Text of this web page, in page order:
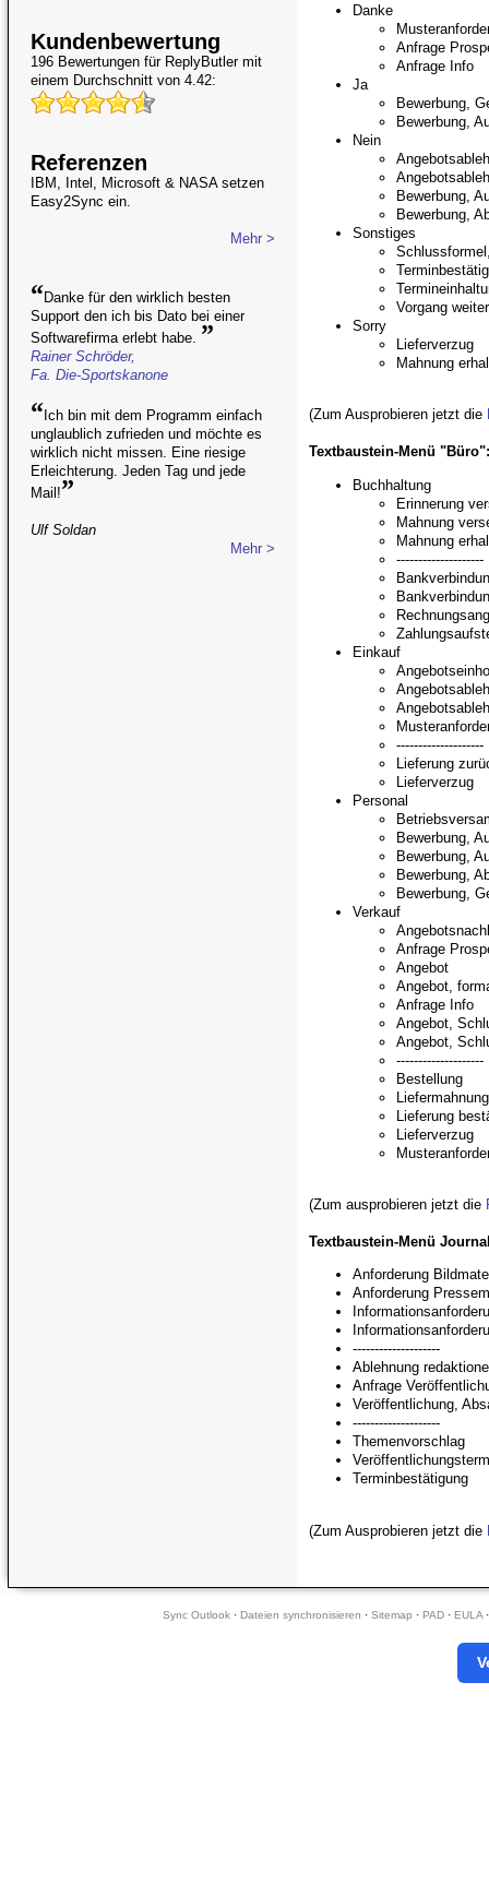
Kundenbewertung
196 Bewertungen für ReplyButler mit
einem Durchschnitt von 4.42:
Referenzen
IBM, Intel, Microsoft & NASA setzen
Easy2Sync ein.
Mehr >
“Danke für den wirklich besten
Support den ich bis Dato bei einer
Softwarefirma erlebt habe. ”
Rainer Schröder,
Fa. Die-Sportskanone
“ Ich bin mit dem Programm einfach
unglaublich zufrieden und möchte es
wirklich nicht missen. Eine riesige
Erleichterung. Jeden Tag und jede
Mail!”
Ulf Soldan
Mehr >
Danke
Anfrage
Anfrage Info
Ja
Bewerbung,
Bewerbung,
Nein
Bewerbung,
Bewerbung,
Sonstiges
Vorgang
Sorry
Lieferverzug
Mahnung
(Zum Ausprobieren jetzt die
Textbaustein-Menü
Buchhaltung
Erinnerung
Mahnung
Mahnung
--------------------
Einkauf
--------------------
Lieferung
Lieferverzug
Personal
Bewerbung,
Bewerbung,
Bewerbung,
Bewerbung,
Verkauf
Anfrage
Angebot
Angebot,
Anfrage Info
Angebot,
Angebot,
--------------------
Bestellung
Liefermahnung
Lieferung
Lieferverzug
(Zum ausprobieren jetzt die
Textbaustein-Menü
Anforderung
Anforderung
--------------------
Ablehnung
Anfrage
Veröffentlichung,
--------------------
Themenvorschlag
Terminbestätigung
(Zum Ausprobieren jetzt die
Sync Outlook· Dateien synchronisieren · Sitemap · PAD· EULA